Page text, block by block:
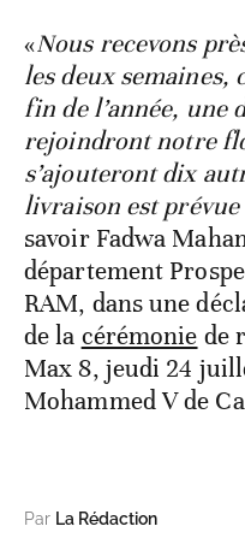
«Nous recevons
les deux semaines,
fin de l’année, une
rejoindront notre
s’ajouteront dix
livraison est
savoir Fadwa
département
RAM, dans une
de la cérémonie de
Max 8, jeudi 24
Mohammed V de
Par La Rédaction